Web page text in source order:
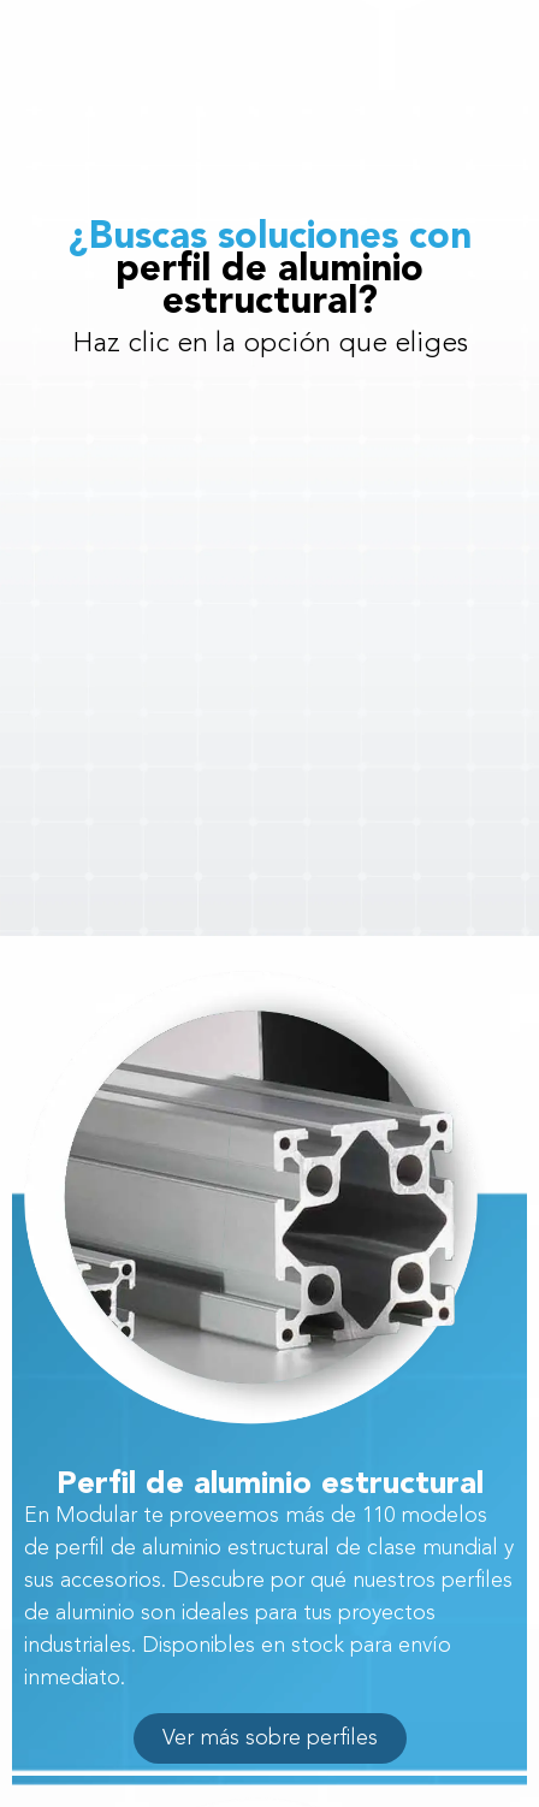
¿Buscas soluciones con
perfil de aluminio
estructural?
Haz clic en la opción que eliges
Perfil de aluminio estructural
En Modular te proveemos más de 110 modelos
de perfil de aluminio estructural de clase mundial y
sus accesorios. Descubre por qué nuestros perfiles
de aluminio son ideales para tus proyectos
industriales. Disponibles en stock para envío
inmediato.
Ver más sobre perfiles